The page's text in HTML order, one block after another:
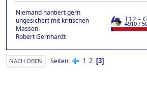
Niemand hantiert gern
ungesichert mit kritischen
Massen.
Robert Gernhardt
NACH OBEN Seiten 1 2 3